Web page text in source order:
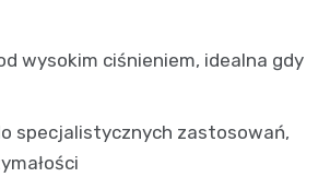
wysokim ciśnieniem, idealna gdy
specjalistycznych zastosowań,